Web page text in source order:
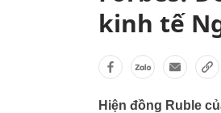
kinh tế
Hiện đồng Ruble